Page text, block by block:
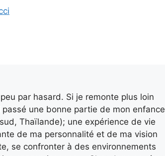
par hasard. Si je remonte plus loin
une bonne partie de mon enfance
Thaïlande); une expérience de vie
de ma personnalité et de ma vision
se confronter à des environnements